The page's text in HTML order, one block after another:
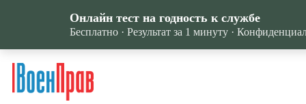
Онлайн тест на годность к службе
Бесплатно · Результат за 1 минуту ·